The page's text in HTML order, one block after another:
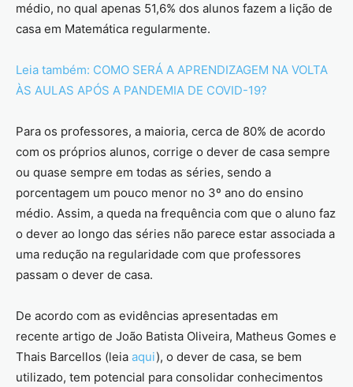
médio, no qual apenas 51,6% dos alunos fazem a lição de
casa em Matemática regularmente.
Leia também: COMO SERÁ A APRENDIZAGEM NA VOLTA
ÀS AULAS APÓS A PANDEMIA DE COVID-19?
Para os professores, a maioria, cerca de 80% de acordo
com os próprios alunos, corrige o dever de casa sempre
ou quase sempre em todas as séries, sendo a
porcentagem um pouco menor no 3º ano do ensino
médio. Assim, a queda na frequência com que o aluno faz
o dever ao longo das séries não parece estar associada a
uma redução na regularidade com que professores
passam o dever de casa.
De acordo com as evidências apresentadas em
recente artigo de João Batista Oliveira, Matheus Gomes e
Thais Barcellos (leia aqui), o dever de casa, se bem
utilizado, tem potencial para consolidar conhecimentos